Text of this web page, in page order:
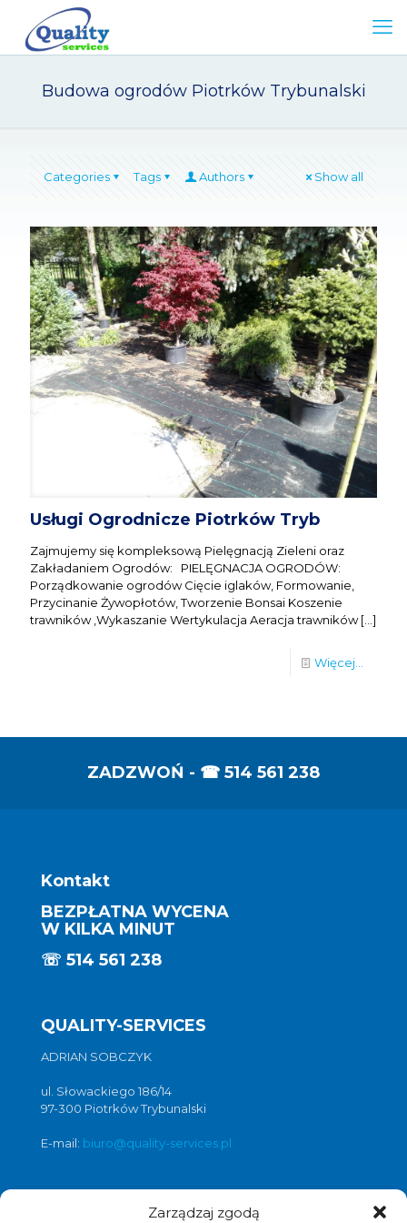
Zarządzaj zgodą
Budowa ogrodów Piotrków Trybunalski
Categories Tags Authors Show all
Usługi Ogrodnicze Piotrków Tryb
Zajmujemy się kompleksową Pielęgnacją Zieleni oraz
Zakładaniem Ogrodów: PIELĘGNACJA OGRODÓW:
Porządkowanie ogrodów Cięcie iglaków, Formowanie,
Przycinanie Żywopłotów, Tworzenie Bonsai Koszenie
trawników ,Wykaszanie Wertykulacja Aeracja trawników[…]
Więcej...
ZADZWOŃ - ☎ 514 561 238
Kontakt
BEZPŁATNA WYCENA
W KILKA MINUT
☏ 514 561 238
QUALITY-SERVICES
ADRIAN SOBCZYK
ul. Słowackiego 186/14
97-300 Piotrków Trybunalski
E-mail: biuro@quality-services.pl
Oferta usług czyszczenia posadzek i